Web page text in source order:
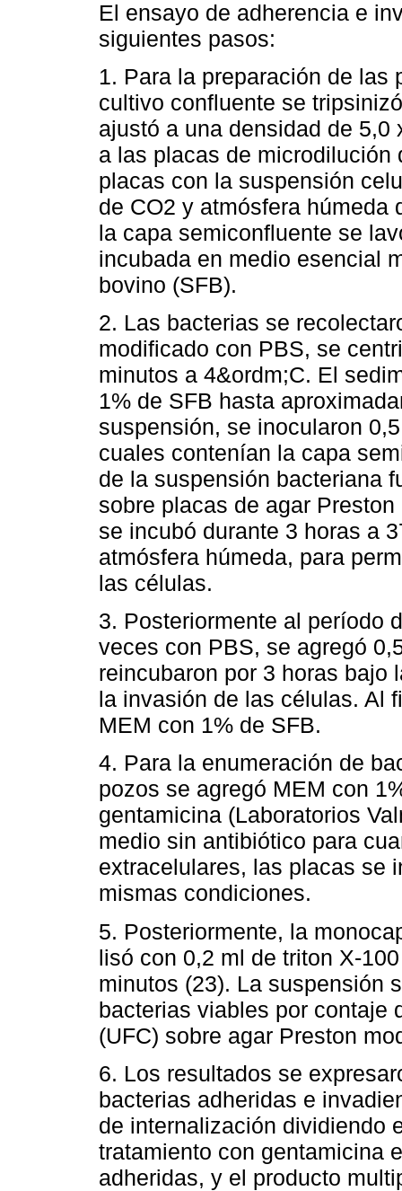
El ensayo de adherencia e
siguientes pasos:
1. Para la preparación de las
cultivo confluente se
ajustó a una densidad de
a las placas de microdilución
placas con la suspensión
de CO2 y atmósfera húmeda
la capa semiconfluente se
incubada en medio esencial
bovino (SFB).
2. Las bacterias se
modificado con PBS, se
minutos a 4&ordm;C. El
1% de SFB hasta
suspensión, se inocularon
cuales contenían la capa
de la suspensión bacteriana
sobre placas de agar
se incubó durante 3 horas a
atmósfera húmeda, para
las células.
3. Posteriormente al período
veces con PBS, se agregó
reincubaron por 3 horas bajo
la invasión de las células. Al
MEM con 1% de SFB.
4. Para la enumeración de
pozos se agregó MEM con
gentamicina (Laboratorios
medio sin antibiótico para
extracelulares, las placas se
mismas condiciones.
5. Posteriormente, la
lisó con 0,2 ml de triton X-
minutos (23). La suspensión
bacterias viables por contaje
(UFC) sobre agar Preston
6. Los resultados se
bacterias adheridas e
de internalización dividiendo
tratamiento con gentamicina
adheridas, y el producto